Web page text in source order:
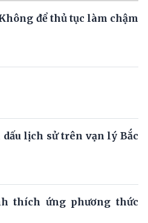
để thủ tục làm chậm
lịch sử trên vạn lý Bắc
thích ứng phương thức